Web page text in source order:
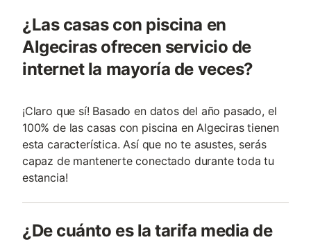
¿Las casas con piscina en
Algeciras ofrecen servicio de
internet la mayoría de veces?
¡Claro que sí! Basado en datos del año pasado, el
100% de las casas con piscina en Algeciras tienen
esta característica. Así que no te asustes, serás
capaz de mantenerte conectado durante toda tu
estancia!
¿De cuánto es la tarifa media de